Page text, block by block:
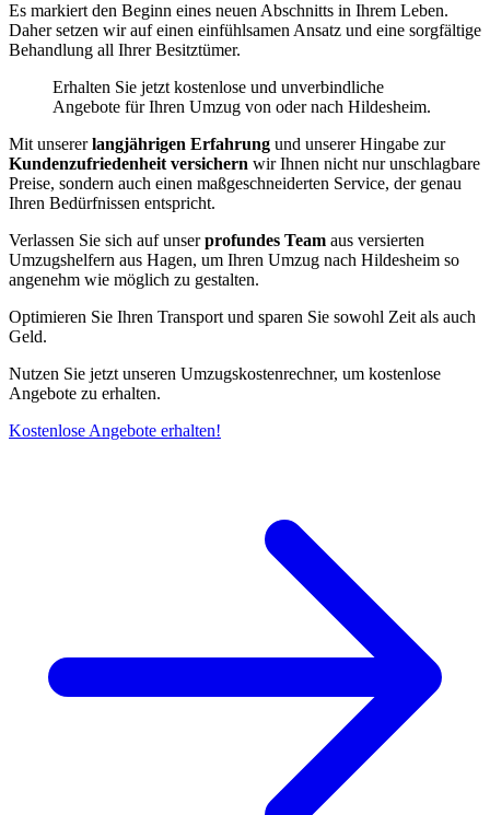
Es markiert den Beginn eines neuen Abschnitts in Ihrem Leben.
Daher setzen wir auf einen einfühlsamen Ansatz und eine sorgfältige
Behandlung all Ihrer Besitztümer.
Erhalten Sie jetzt kostenlose und unverbindliche
Angebote für Ihren Umzug von oder nach Hildesheim.
Mit unsererlangjährigen Erfahrung und unserer Hingabe zur
Kundenzufriedenheit versichern wir Ihnen nicht nur unschlagbare
Preise, sondern auch einen maßgeschneiderten Service, der genau
Ihren Bedürfnissen entspricht.
Verlassen Sie sich auf unserprofundes Team aus versierten
Umzugshelfern aus Hagen, um Ihren Umzug nach Hildesheim so
angenehm wie möglich zu gestalten.
Optimieren Sie Ihren Transport und sparen Sie sowohl Zeit als auch
Geld.
Nutzen Sie jetzt unseren Umzugskostenrechner, um kostenlose
Angebote zu erhalten.
Kostenlose Angebote erhalten!